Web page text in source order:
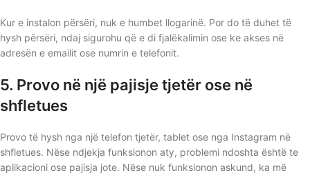
Kur e instalon përsëri, nuk e humbet llogarinë. Por do të duhet të
hysh përsëri, ndaj sigurohu që e di fjalëkalimin ose ke akses në
adresën e emailit ose numrin e telefonit.
5. Provo në një pajisje tjetër ose në
shfletues
Provo të hysh nga një telefon tjetër, tablet ose nga Instagram në
shfletues. Nëse ndjekja funksionon aty, problemi ndoshta është te
aplikacioni ose pajisja jote. Nëse nuk funksionon askund, ka më